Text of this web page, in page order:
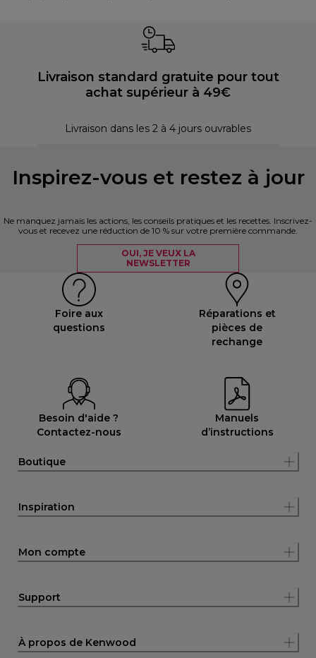
Livraison standard gratuite pour tout
achat supérieur à 49€
Livraison dans les 2 à 4 jours ouvrables
Inspirez-vous et restez à jour
Ne manquez jamais les actions, les conseils pratiques et les recettes. Inscrivez-
vous et recevez une réduction de 10 % sur votre première commande.
OUI, JE VEUX LA
NEWSLETTER
Foire aux
questions
Réparations et
pièces de
rechange
Besoin d'aide ?
Contactez-nous
Manuels
d’instructions
Boutique
Inspiration
Mon compte
Support
À propos de Kenwood